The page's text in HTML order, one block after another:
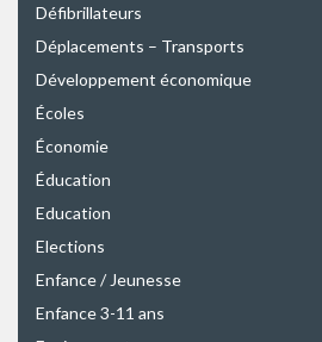
Défibrillateurs
Déplacements – Transports
Développement économique
Écoles
Économie
Éducation
Education
Elections
Enfance / Jeunesse
Enfance 3-11 ans